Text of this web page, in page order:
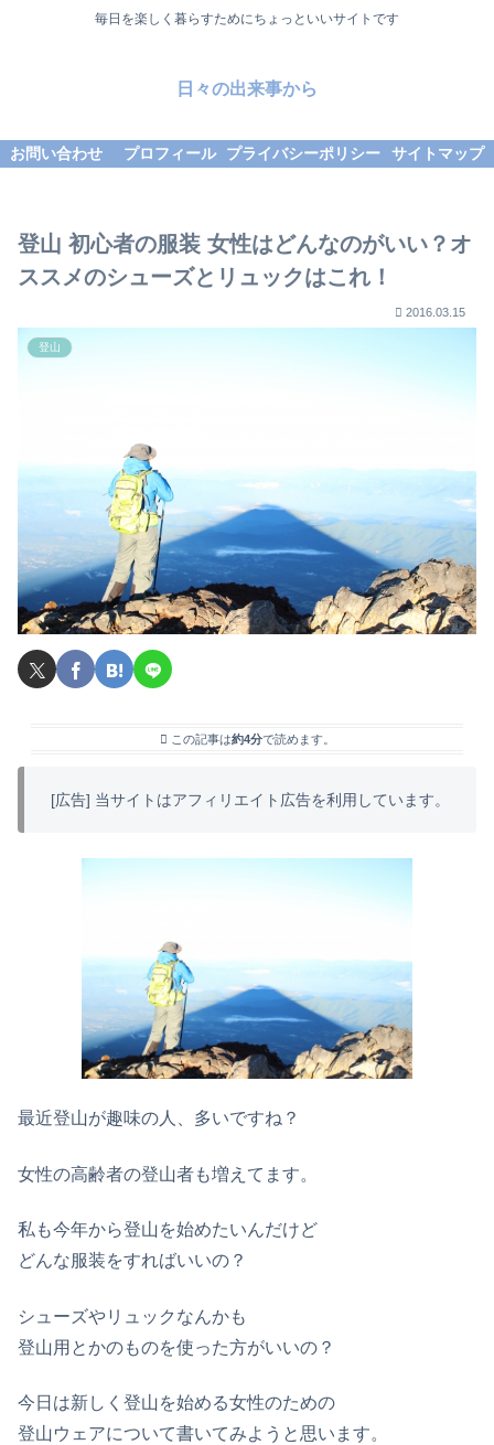
毎日を楽しく暮らすためにちょっといいサイトです
日々の出来事から
お問い合わせ プロフィール プライバシーポリシー サイトマップ
登山 初心者の服装 女性はどんなのがいい？オ
ススメのシューズとリュックはこれ！
2016.03.15
登山
この記事は約4分で読めます。
[広告] 当サイトはアフィリエイト広告を利用しています。
最近登山が趣味の人、多いですね？
女性の高齢者の登山者も増えてます。
私も今年から登山を始めたいんだけど
どんな服装をすればいいの？
シューズやリュックなんかも
登山用とかのものを使った方がいいの？
今日は新しく登山を始める女性のための
登山ウェアについて書いてみようと思います。